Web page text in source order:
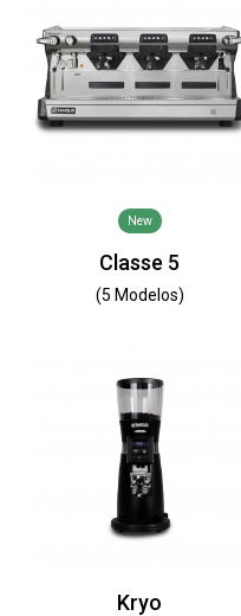
New
Classe 5
(5 Modelos)
Kryo